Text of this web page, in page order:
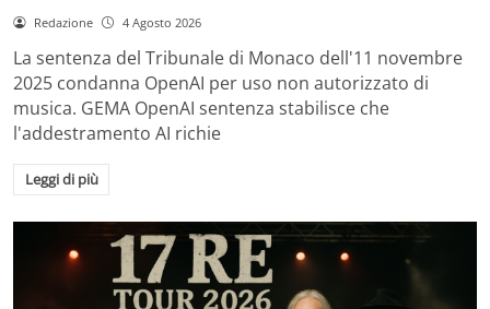
Redazione 4 Agosto 2026
La sentenza del Tribunale di Monaco dell'11 novembre
2025 condanna OpenAI per uso non autorizzato di
musica. GEMA OpenAI sentenza stabilisce che
l'addestramento AI richie
Leggi di più